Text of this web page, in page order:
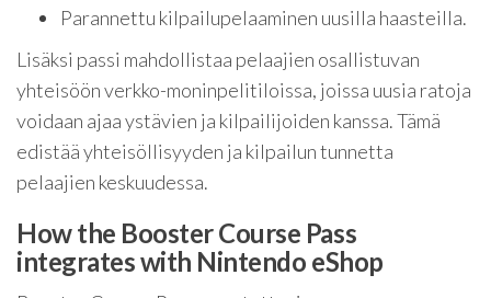
Parannettu kilpailupelaaminen uusilla haasteilla.
Lisäksi passi mahdollistaa pelaajien osallistuvan
yhteisöön verkko-moninpelitiloissa, joissa uusia ratoja
voidaan ajaa ystävien ja kilpailijoiden kanssa. Tämä
edistää yhteisöllisyyden ja kilpailun tunnetta
pelaajien keskuudessa.
How the Booster Course Pass
integrates with Nintendo eShop